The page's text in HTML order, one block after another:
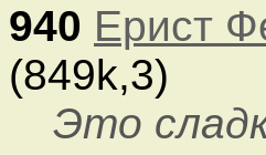
940 Ерист
(849k,3)
Это